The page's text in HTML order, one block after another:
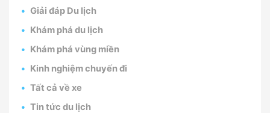
Giải đáp Du lịch
Khám phá du lịch
Khám phá vùng miền
Kinh nghiệm chuyến đi
Tất cả về xe
Tin tức du lịch